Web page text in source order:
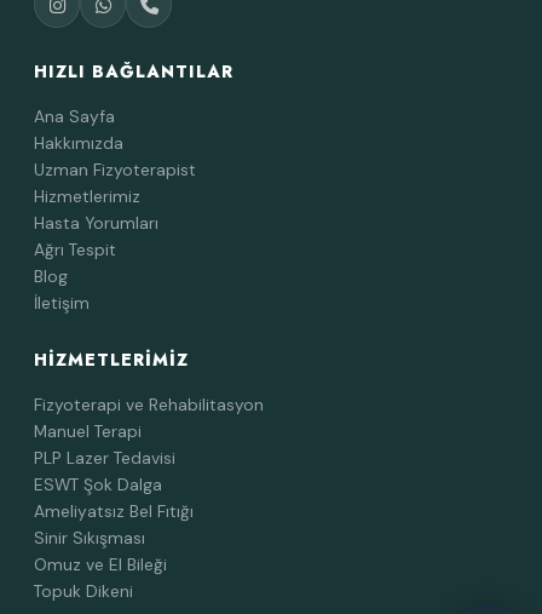
HIZLI BAĞLANTILAR
Ana Sayfa
Hakkımızda
Uzman Fizyoterapist
Hizmetlerimiz
Hasta Yorumları
Ağrı Tespit
Blog
İletişim
HIZMETLERIMIZ
Fizyoterapi ve Rehabilitasyon
Manuel Terapi
PLP Lazer Tedavisi
ESWT Şok Dalga
Ameliyatsız Bel Fıtığı
Sinir Sıkışması
Omuz ve El Bileği
Topuk Dikeni